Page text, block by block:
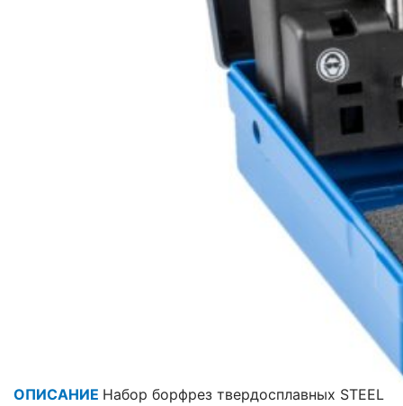
ОПИСАНИЕ Набор борфрез твердосплавных STEEL